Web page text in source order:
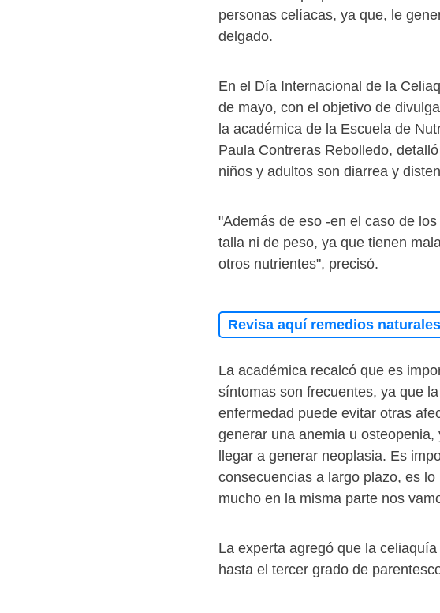
personas celíacas, ya que, le
delgado.
En el Día Internacional de la
de mayo, con el objetivo de
la académica de la Escuela de
Paula Contreras Rebolledo,
niños y adultos son diarrea y
"Además de eso -en el caso de
talla ni de peso, ya que tienen
otros nutrientes", precisó.
Revisa aquí remedios
La académica recalcó que es
síntomas son frecuentes, ya que
enfermedad puede evitar otras
generar una anemia u
llegar a generar neoplasia. Es
consecuencias a largo plazo, es
mucho en la misma parte nos
La experta agregó que la
hasta el tercer grado de